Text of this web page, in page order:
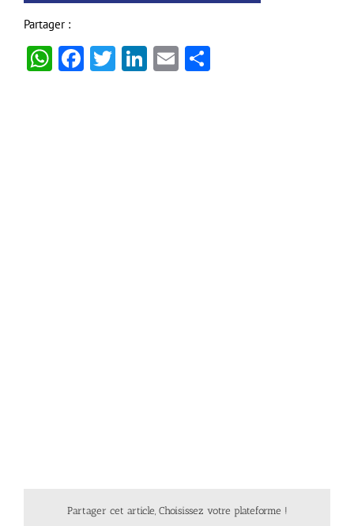
Partager :
WhatsApp
Facebook
Twitter
LinkedIn
Email
Partager cet article, Choisissez votre plateforme !